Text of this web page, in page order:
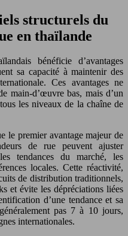
structurels du
en thaïlande
bénéficie d’avantages
sa capacité à maintenir des
Ces avantages ne
main-d’œuvre bas, mais d’un
les niveaux de la chaîne de
le premier avantage majeur de
de rue peuvent ajuster
tendances du marché, les
locales. Cette réactivité,
de distribution traditionnels,
et évite les dépréciations liées
d’une tendance et sa
pas 7 à 10 jours,
internationales.